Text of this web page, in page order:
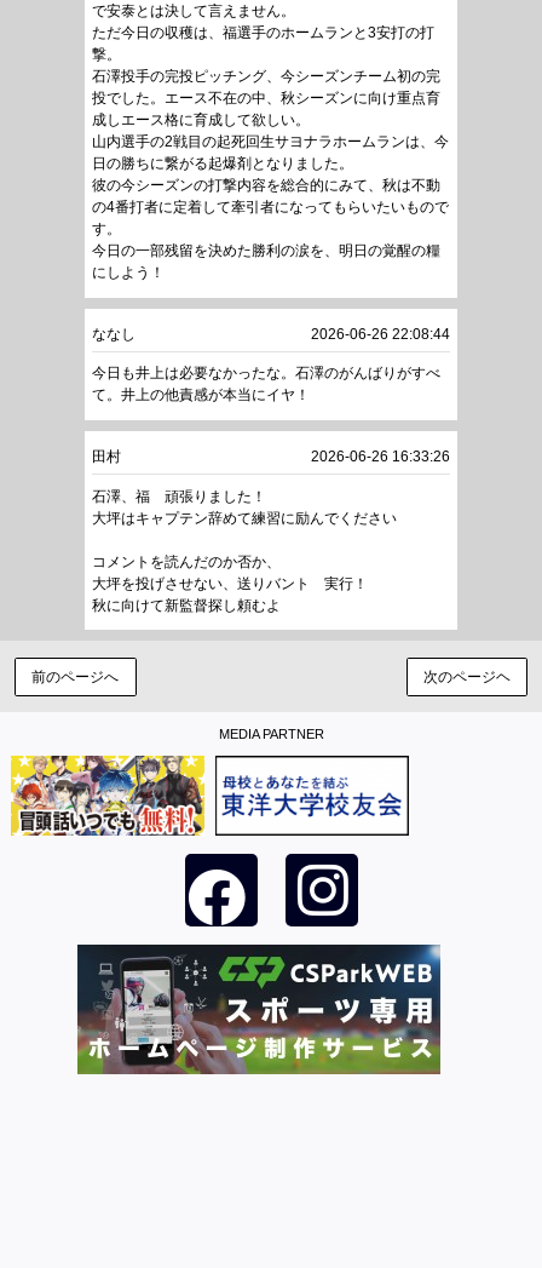
で安泰とは決して言えません。
ただ今日の収穫は、福選手のホームランと3安打の打
撃。
石澤投手の完投ピッチング、今シーズンチーム初の完
投でした。エース不在の中、秋シーズンに向け重点育
成しエース格に育成して欲しい。
山内選手の2戦目の起死回生サヨナラホームランは、今
日の勝ちに繋がる起爆剤となりました。
彼の今シーズンの打撃内容を総合的にみて、秋は不動
の4番打者に定着して牽引者になってもらいたいもので
す。
今日の一部残留を決めた勝利の涙を、明日の覚醒の糧
にしよう！
ななし 2026-06-26 22:08:44
今日も井上は必要なかったな。石澤のがんばりがすべ
て。井上の他責感が本当にイヤ！
田村 2026-06-26 16:33:26
石澤、福 頑張りました！
大坪はキャプテン辞めて練習に励んでください
コメントを読んだのか否か、
大坪を投げさせない、送りバント 実行！
秋に向けて新監督探し頼むよ
前のページへ 次のページヘ
MEDIA PARTNER